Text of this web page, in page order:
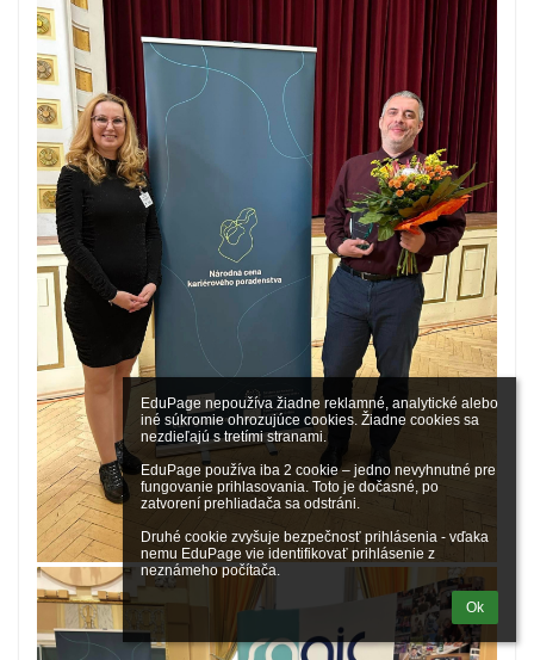
EduPage nepoužíva žiadne reklamné, analytické alebo
iné súkromie ohrozujúce cookies. Žiadne cookies sa
nezdieľajú s tretími stranami.
EduPage používa iba 2 cookie – jedno nevyhnutné pre
fungovanie prihlasovania. Toto je dočasné, po
zatvorení prehliadača sa odstráni.
Druhé cookie zvyšuje bezpečnosť prihlásenia - vďaka
nemu EduPage vie identifikovať prihlásenie z
neznámeho počítača.
Ok